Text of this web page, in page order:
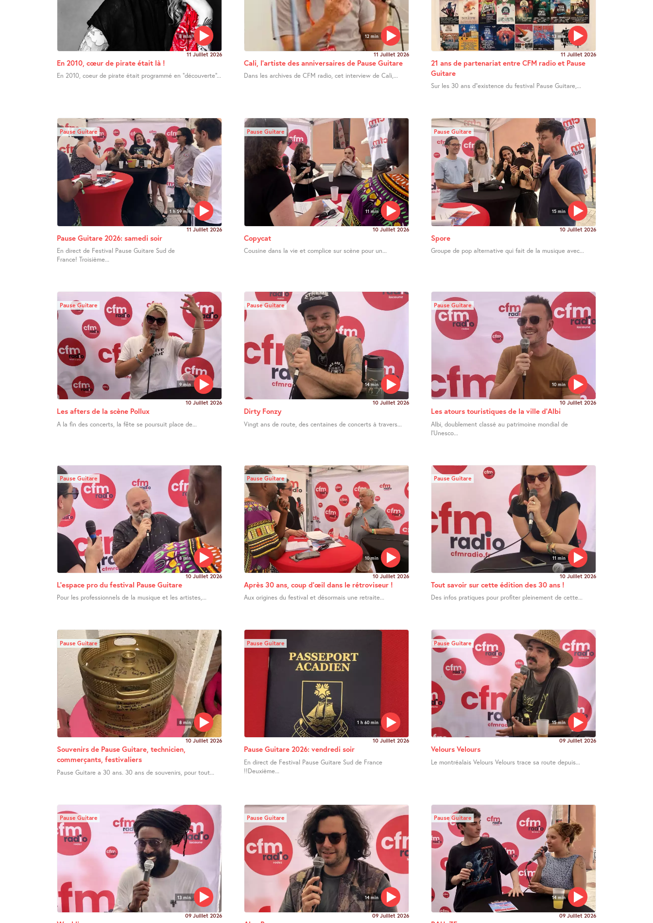
8 min
11 Juillet 2026
En 2010, cœur de pirate était là !
En 2010, coeur de pirate était programmé en "découverte"...
12 min
11 Juillet 2026
Cali, l’artiste des anniversaires de Pause Guitare
Dans les archives de CFM radio, cet interview de Cali,...
13 min
11 Juillet 2026
21 ans de partenariat entre CFM radio et Pause
Guitare
Sur les 30 ans d’’existence du festival Pause Guitare,...
1 h 59 min
Pause Guitare
11 Juillet 2026
Pause Guitare 2026: samedi soir
En direct de Festival Pause Guitare Sud de
France! Troisième...
11 min
Pause Guitare
10 Juillet 2026
Copycat
Cousine dans la vie et complice sur scène pour un...
15 min
Pause Guitare
10 Juillet 2026
Spore
Groupe de pop alternative qui fait de la musique avec...
9 min
Pause Guitare
10 Juillet 2026
Les afters de la scène Pollux
A la fin des concerts, la fête se poursuit place de...
14 min
Pause Guitare
10 Juillet 2026
Dirty Fonzy
Vingt ans de route, des centaines de concerts à travers...
10 min
Pause Guitare
10 Juillet 2026
Les atours touristiques de la ville d’Albi
Albi, doublement classé au patrimoine mondial de
l’Unesco...
8 min
Pause Guitare
10 Juillet 2026
L’espace pro du festival Pause Guitare
Pour les professionnels de la musique et les artistes,...
10 min
Pause Guitare
10 Juillet 2026
Après 30 ans, coup d’œil dans le rétroviseur !
Aux origines du festival et désormais une retraite...
11 min
Pause Guitare
10 Juillet 2026
Tout savoir sur cette édition des 30 ans !
Des infos pratiques pour profiter pleinement de cette...
8 min
Pause Guitare
10 Juillet 2026
Souvenirs de Pause Guitare, technicien,
commerçants, festivaliers
Pause Guitare a 30 ans. 30 ans de souvenirs, pour tout...
1 h 60 min
Pause Guitare
10 Juillet 2026
Pause Guitare 2026: vendredi soir
En direct de Festival Pause Guitare Sud de France
!!Deuxième...
15 min
Pause Guitare
09 Juillet 2026
Velours Velours
Le montréalais Velours Velours trace sa route depuis...
13 min
Pause Guitare
09 Juillet 2026
14 min
Pause Guitare
09 Juillet 2026
14 min
Pause Guitare
09 Juillet 2026